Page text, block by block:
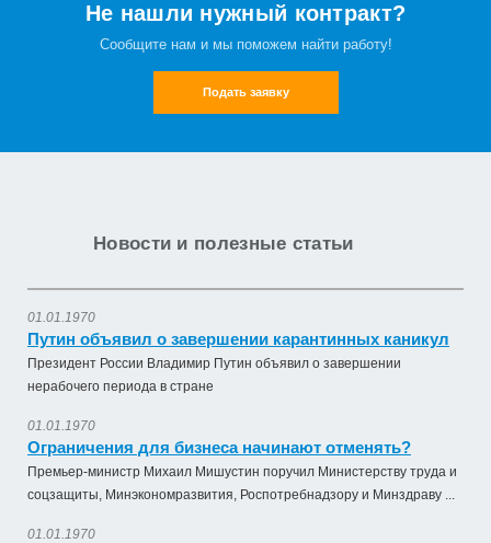
Не нашли нужный контракт?
Сообщите нам и мы поможем найти работу!
Подать заявку
Новости и полезные статьи
01.01.1970
Путин объявил о завершении карантинных каникул
Президент России Владимир Путин объявил о завершении
нерабочего периода в стране
01.01.1970
Ограничения для бизнеса начинают отменять?
Премьер-министр Михаил Мишустин поручил Министерству труда и
соцзащиты, Минэкономразвития, Роспотребнадзору и Минздраву ...
01.01.1970